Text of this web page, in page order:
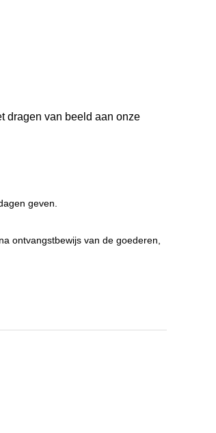
dragen van beeld aan onze
geven.
ontvangstbewijs van de goederen,